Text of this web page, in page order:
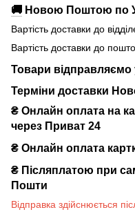
🚚 Новою Поштою по
Вартість доставки до
Вартість доставки до
Товари
Терміни доставки
₴ Онлайн оплата на
через Приват 24
₴ Онлайн оплата
₴ Післяплатою при
Пошти
Відправка здійснюється